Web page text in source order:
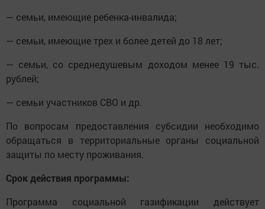
— семьи, имеющие ребенка-инвалида;
— семьи, имеющие трех и более детей до 18 лет;
— семьи, со среднедушевым доходом менее 19 тыс.
рублей;
— семьи участников СВО и др.
По вопросам предоставления субсидии необходимо
обращаться в территориальные органы социальной
защиты по месту проживания.
Срок действия программы:
Программа социальной газификации действует